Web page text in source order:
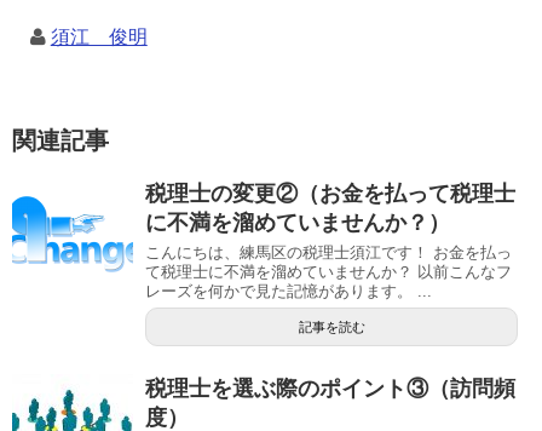
須江 俊明
関連記事
税理士の変更②（お金を払って税理士
に不満を溜めていませんか？）
こんにちは、練馬区の税理士須江です！ お金を払っ
て税理士に不満を溜めていませんか？ 以前こんなフ
レーズを何かで見た記憶があります。 ...
記事を読む
税理士を選ぶ際のポイント③（訪問頻
度）